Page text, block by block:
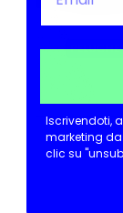
Iscrivendoti,
marketing
clic su